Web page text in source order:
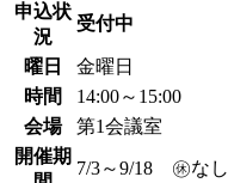
申込状
況
受付中
曜日
金曜日
時間
14:00～15:00
会場
第1会議室
開催期
7/3～9/18 ㊡なし